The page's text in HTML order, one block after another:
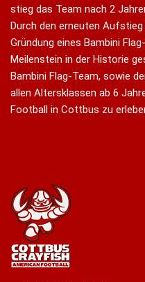
stieg das Team nach 2
Durch den erneuten
Gründung eines Bambini
Meilenstein in der Historie
Bambini Flag-Team, sowie
allen Altersklassen ab 6
Football in Cottbus zu